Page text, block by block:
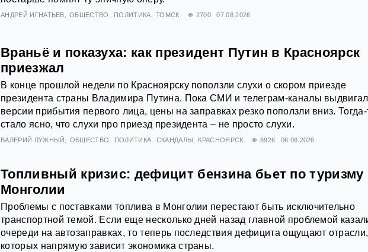
АНДРЕЙ ИГНАТЬЕВ ОБЩЕСТВО ПОЛИТИКА ТОМСК 2700 07.08.2026
Враньё и показуха: как президент Путин в Красноярск
приезжал
В конце прошлой недели по Красноярску поползли слухи о скором приезде
президента страны Владимира Путина. Пока СМИ и телеграм-каналы
версии прибытия первого лица, цены на заправках резко поползли вниз. Тогда-
стало ясно, что слухи про приезд президента – не просто слухи.
ВАЛЕРИЙ ЛУЖНЫЙ ОБЩЕСТВО ПОЛИТИКА СКАНДАЛЫ КРАСНОЯРСК 6926 06.08.2026
Топливный кризис: дефицит бензина бьет по туризму
Монголии
Проблемы с поставками топлива в Монголии перестают быть исключительно
транспортной темой. Если еще несколько дней назад главной проблемой
очереди на автозаправках, то теперь последствия дефицита ощущают
которых напрямую зависит экономика страны.